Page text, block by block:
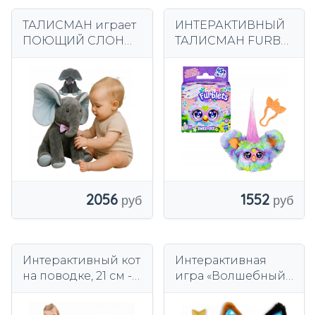
ТАЛИСМАН играет
ПОЮЩИЙ СЛОН
ИНТЕРАКТИВНЫЙ
СЛОН
2056
ИНТЕРАКТИВНЫЙ
ТАЛИСМАН FURBY
45 ВЕСЕННИХ
ЗВУКОВ
1552
Интерактивный кот
на поводке, 21 см -
детей 3+
Интерактивная
игра «Волшебный
коробкой и